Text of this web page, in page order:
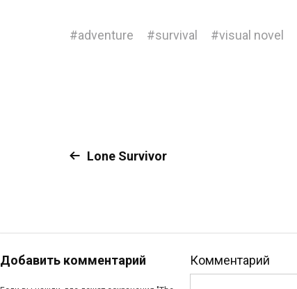
#adventure #survival #visual novel
Lone Survivor
Добавить комментарий Комментарий